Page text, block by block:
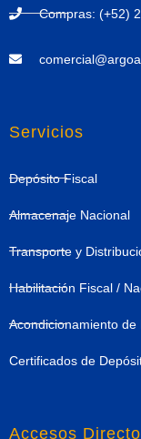
Compras: (+52)
Servicios
Depósito Fiscal
Almacenaje Nacional
Transporte y
Habilitación Fiscal /
Acondicionamiento de
Certificados de
Accesos